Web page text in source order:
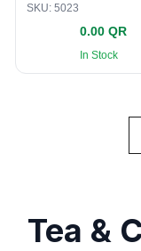
SKU: 5023
0.00 QR
In Stock
Tea &